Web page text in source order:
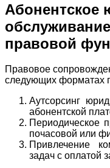
Абонентское
правовой
Правовое
следующих форматах
Аутсорсинг
абонентской
Периодическое
почасовой или
Привлечение
задач с оплатой